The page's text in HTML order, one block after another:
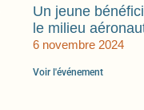
Un jeune
le milieu
6 novembre 2024
Voir l'événement